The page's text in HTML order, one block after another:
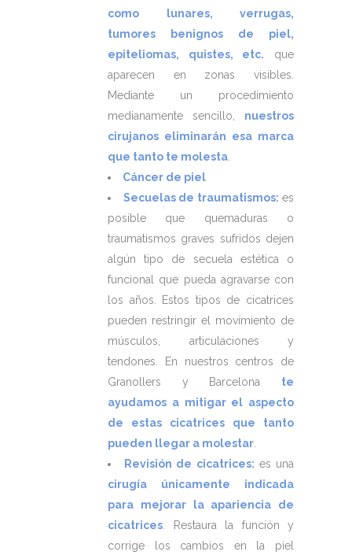
como lunares, verrugas,
tumores benignos de piel,
epiteliomas, quistes, etc. que
aparecen en zonas visibles.
Mediante un procedimiento
medianamente sencillo, nuestros
cirujanos eliminarán esa marca
que tanto te molesta
Cáncer de piel
Secuelas de traumatismos: es
posible que quemaduras o
traumatismos graves sufridos dejen
algún tipo de secuela estética o
funcional que pueda agravarse con
los años. Estos tipos de cicatrices
pueden restringir el movimiento de
músculos, articulaciones y
tendones. En nuestros centros de
Granollers y Barcelona te
ayudamos a mitigar el aspecto
de estas cicatrices que tanto
pueden llegar a molestar
Revisión de cicatrices: es una
cirugía únicamente indicada
para mejorar la apariencia de
cicatrices . Restaura la función y
corrige los cambios en la piel